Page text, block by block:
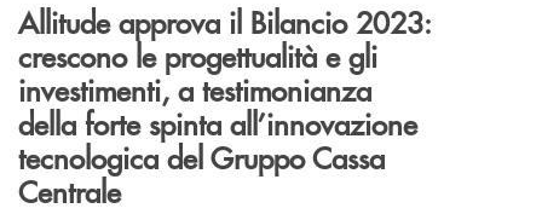
Allitude approva il Bilancio 2023:
crescono le progettualità e gli
investimenti, a testimonianza
della forte spinta all’innovazione
tecnologica del Gruppo Cassa
Centrale